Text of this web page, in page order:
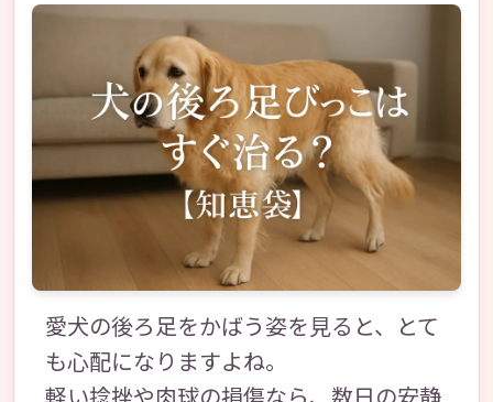
愛犬の後ろ足をかばう姿を見ると、とて
も心配になりますよね。